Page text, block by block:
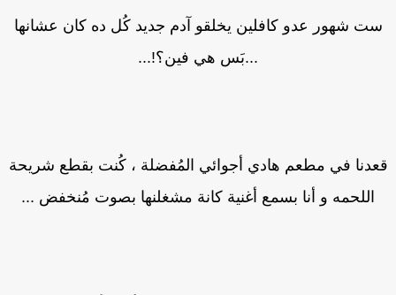
شهور عدو كافلين يخلقو آدم جديد كُل ده كان عشانها
...بَس هي فين؟!...
في مطعم هادي أجوائي المُفضلة ، كُنت بقطع شريحة
اللحمه و أنا بسمع أغنية كانة مشغلنها بصوت مُنخفض ...